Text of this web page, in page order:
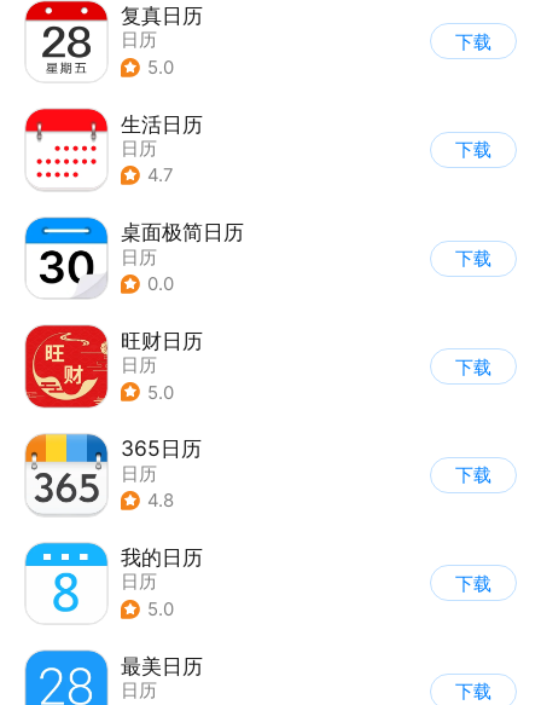
复真日历
日历
5.0
下载
生活日历
日历
4.7
下载
桌面极简日历
日历
0.0
下载
旺财日历
日历
5.0
下载
365日历
日历
4.8
下载
我的日历
日历
5.0
下载
最美日历
日历
下载